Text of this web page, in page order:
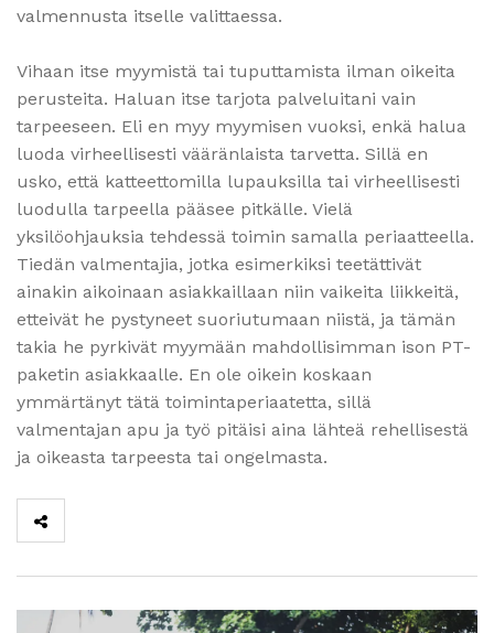
valmennusta itselle valittaessa.
Vihaan itse myymistä tai tuputtamista ilman oikeita
perusteita. Haluan itse tarjota palveluitani vain
tarpeeseen. Eli en myy myymisen vuoksi, enkä halua
luoda virheellisesti vääränlaista tarvetta. Sillä en
usko, että katteettomilla lupauksilla tai virheellisesti
luodulla tarpeella pääsee pitkälle. Vielä
yksilöohjauksia tehdessä toimin samalla periaatteella.
Tiedän valmentajia, jotka esimerkiksi teetättivät
ainakin aikoinaan asiakkaillaan niin vaikeita liikkeitä,
etteivät he pystyneet suoriutumaan niistä, ja tämän
takia he pyrkivät myymään mahdollisimman ison PT-
paketin asiakkaalle. En ole oikein koskaan
ymmärtänyt tätä toimintaperiaatetta, sillä
valmentajan apu ja työ pitäisi aina lähteä rehellisestä
ja oikeasta tarpeesta tai ongelmasta.